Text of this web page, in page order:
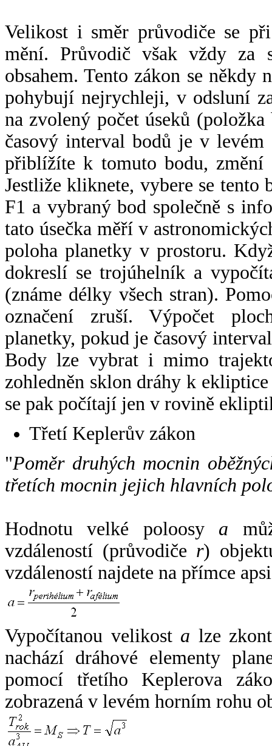
Velikost i směr průvodiče se
mění. Průvodič však vždy za
obsahem. Tento zákon se někdy
pohybují nejrychleji, v odsluní
na zvolený počet úseků
časový interval bodů je v
přiblížíte k tomuto bodu,
Jestliže kliknete, vybere se tento
F1 a vybraný bod společně s
tato úsečka měří v
poloha planetky v prostoru.
dokreslí se trojúhelník a
(známe délky všech stran).
označení zruší. Výpočet
planetky, pokud je časový
Body lze vybrat i mimo
zohledněn sklon dráhy k
se pak počítají jen v rovině
Třetí Keplerův zákon
"Poměr druhých mocnin
třetích mocnin jejich hlavních
Hodnotu velké poloosy a
vzdáleností (průvodiče r)
vzdáleností najdete na přímce
Vypočítanou velikost a lze
nachází dráhové elementy
pomocí třetího Keplerova
zobrazená v levém horním rohu